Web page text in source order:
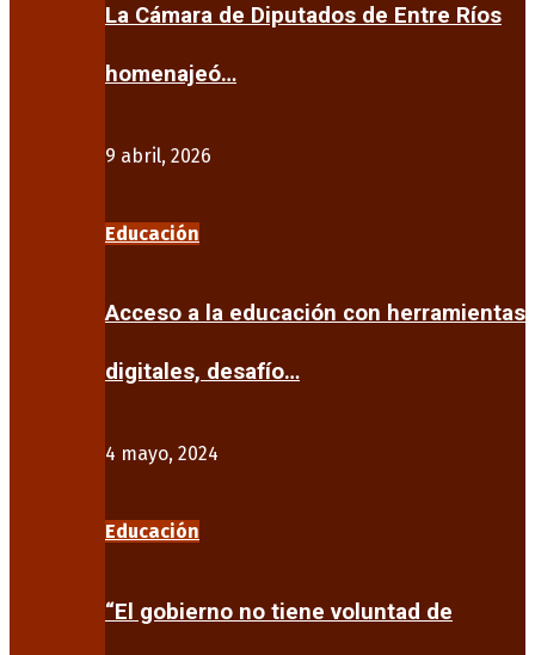
La Cámara de Diputados de Entre Ríos
homenajeó…
9 abril, 2026
Educación
Acceso a la educación con herramientas
digitales, desafío…
4 mayo, 2024
Educación
“El gobierno no tiene voluntad de